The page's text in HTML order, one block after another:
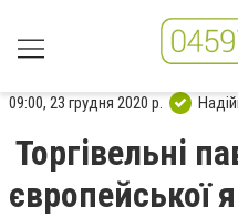
09:00, 23 грудня 2020 р.
Торгівельні
європейської